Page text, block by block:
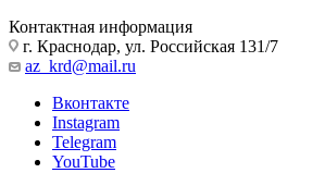
Контактная информация
г. Краснодар, ул. Российская 131/7
az_krd@mail.ru
Вконтакте
Instagram
Telegram
YouTube